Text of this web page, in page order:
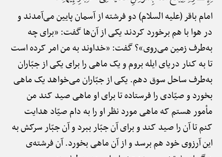
امام باقر (علیه السلام) دو فرشته از آسمان پایین می‌آمدند و
در هوا با هم برخورد کردند یکی از آن‌ها گفت: «برای چه
به‌طرف زمین می‌روی»؟ گفت: «خداوند به من امر کرده است
تا به کنار دریای ایله بروم و یک ماهی را برای یکی از جبّاران
به‌طرف ساحل سوق دهم. یکی از جبّاران می‌خواهد یک ماهی
بخورد و صیّادی را فرستاده تا برای او ماهی صید کند من
مأمور هستم که ماهی مورد نظر او را به دام صیّاد هدایت
کنم تا آن را صید کند و برای آن جبّار ببرد و آن جبّار سرکش به
این آرزوی خود هم برسد و از آن ماهی بخورد. آن فرشته‌ی